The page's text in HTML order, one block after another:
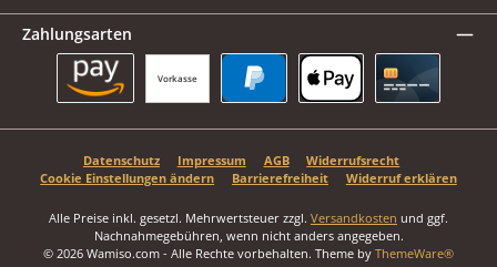
Zahlungsarten
Vorkasse
Datenschutz Impressum AGB
Widerrufsrecht
Cookie Einstellungen ändern
Barrierefreiheit Widerruf erklären
Alle Preise inkl. gesetzl. Mehrwertsteuer zzgl. Versandkosten und ggf.
Nachnahmegebühren, wenn nicht anders angegeben.
© 2026 Wamiso.com - Alle Rechte vorbehalten. Theme by ThemeWare®